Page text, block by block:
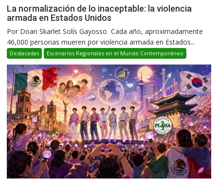
La normalización de lo inaceptable: la violencia
armada en Estados Unidos
Por Doan Skarlet Solís Gayosso Cada año, aproximadamente
46,000 personas mueren por violencia armada en Estados...
Destacadas Escenarios Regionales en el Mundo Contemporáneo